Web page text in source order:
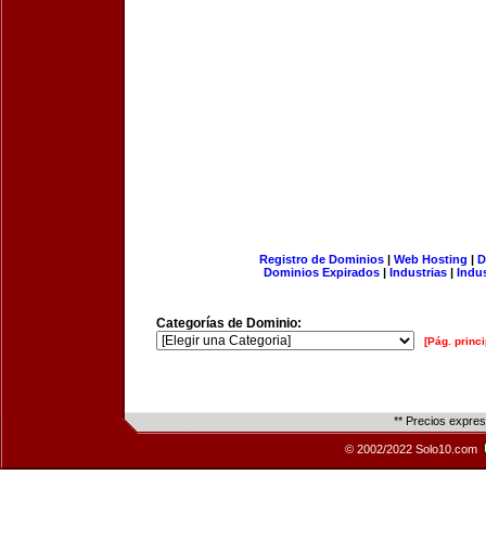
Registro de Dominios| Web Hosting |
Dominios Expirados | Industrias |
Categorías de Dominio:
[Pág.
** Precios
© 2002/2022 Solo10.com